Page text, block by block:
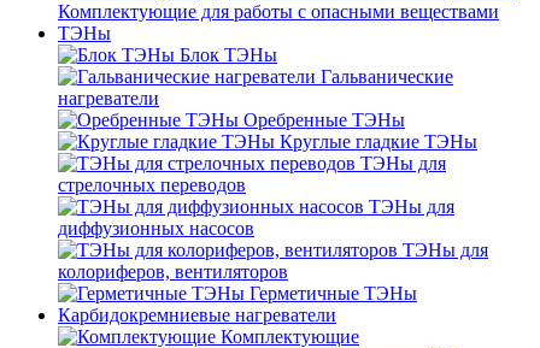
Комплектующие для работы с опасными веществами
ТЭНы
Блок ТЭНы
Гальванические
нагреватели
Оребренные ТЭНы
Круглые гладкие ТЭНы
ТЭНы для
стрелочных переводов
ТЭНы для
диффузионных насосов
ТЭНы для
колориферов, вентиляторов
Герметичные ТЭНы
Карбидокремниевые нагреватели
Комплектующие